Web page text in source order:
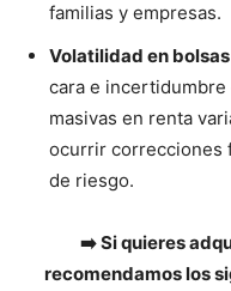
familias y empresas.
Volatilidad en
cara e
masivas en renta
ocurrir correcciones
de riesgo.
➡️ Si quieres
recomendamos los